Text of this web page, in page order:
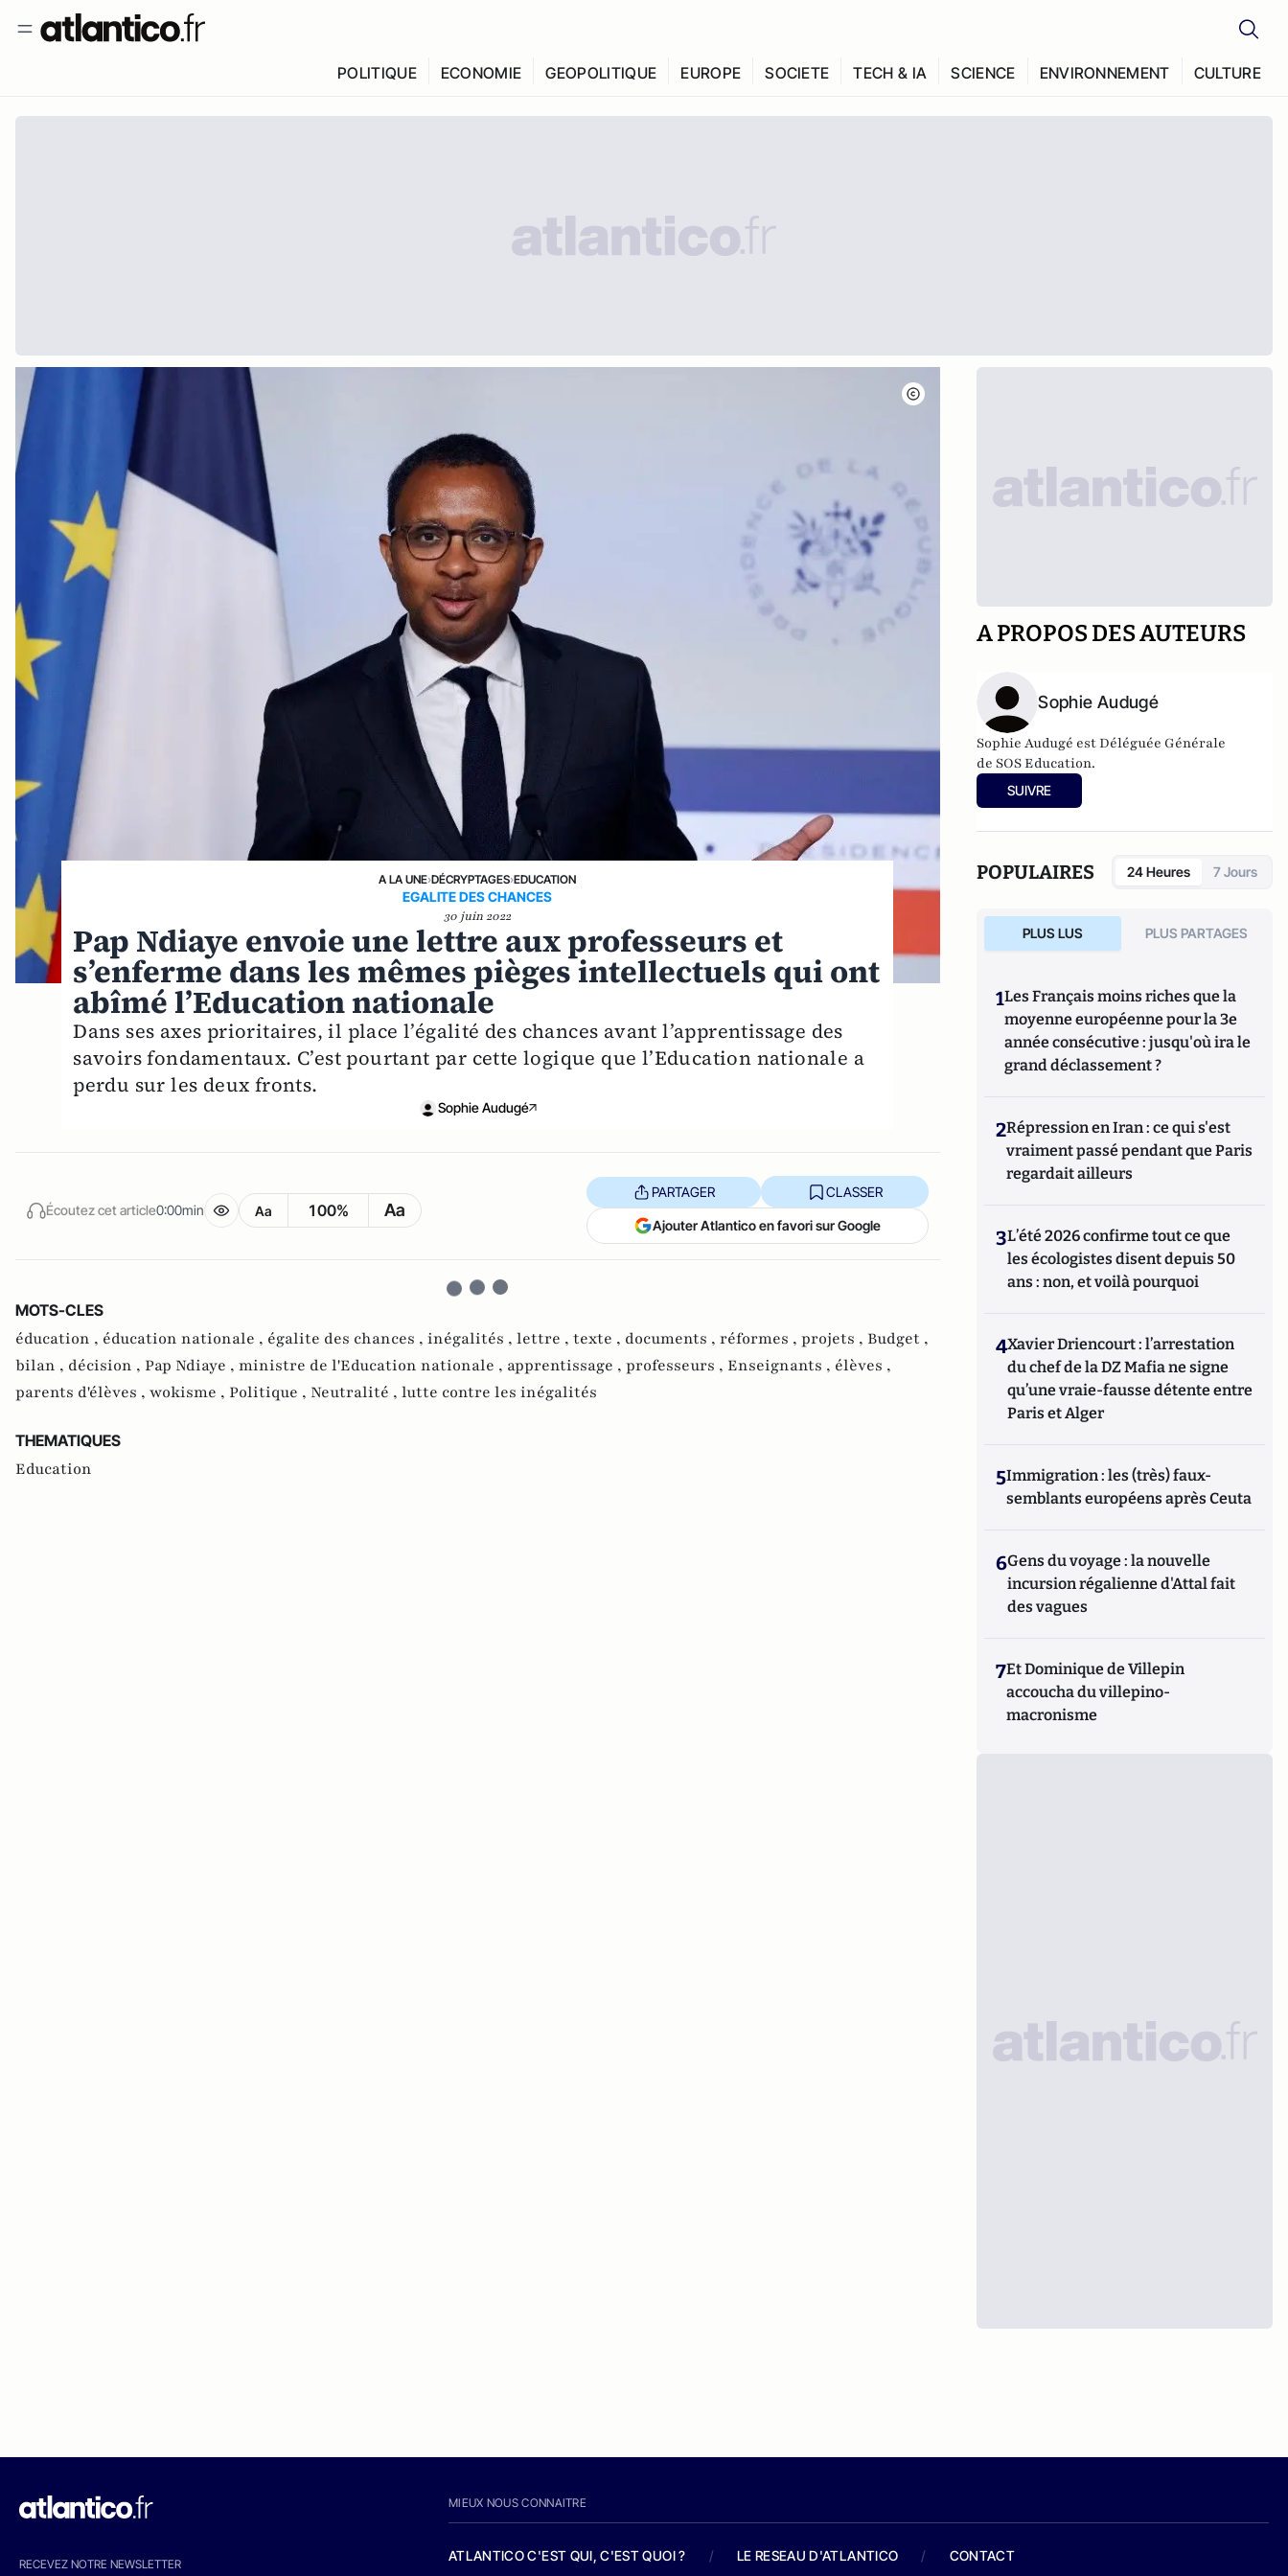
POLITIQUE ECONOMIE GEOPOLITIQUE EUROPE SOCIETE TECH & IA SCIENCE ENVIRONNEMENT CULTURE
A LA UNE›DÉCRYPTAGES›EDUCATION
EGALITE DES CHANCES
30 juin 2022
Pap Ndiaye envoie une lettre aux professeurs et
s’enferme dans les mêmes pièges intellectuels qui ont
abîmé l’Education nationale
Dans ses axes prioritaires, il place l’égalité des chances avant l’apprentissage des
savoirs fondamentaux. C’est pourtant par cette logique que l’Education nationale a
perdu sur les deux fronts.
Sophie Audugé
Écoutez cet article0:00min Aa 100% Aa
PARTAGER CLASSER
Ajouter Atlantico en favori sur Google
MOTS-CLES
éducation , éducation nationale , égalite des chances , inégalités , lettre , texte , documents , réformes , projets , Budget ,
bilan , décision , Pap Ndiaye , ministre de l'Education nationale , apprentissage , professeurs , Enseignants , élèves ,
parents d'élèves , wokisme , Politique , Neutralité , lutte contre les inégalités
THEMATIQUES
Education
A PROPOS DES AUTEURS
Sophie Audugé
Sophie Audugé est Déléguée Générale
de SOS Education.
SUIVRE
POPULAIRES 24 Heures 7 Jours
PLUS LUS PLUS PARTAGES
1Les Français moins riches que la
moyenne européenne pour la 3e
année consécutive : jusqu'où ira le
grand déclassement ?
2Répression en Iran : ce qui s'est
vraiment passé pendant que Paris
regardait ailleurs
3L’été 2026 confirme tout ce que
les écologistes disent depuis 50
ans : non, et voilà pourquoi
4Xavier Driencourt : l’arrestation
du chef de la DZ Mafia ne signe
qu’une vraie-fausse détente entre
Paris et Alger
5Immigration : les (très) faux-
semblants européens après Ceuta
6Gens du voyage : la nouvelle
incursion régalienne d'Attal fait
des vagues
7Et Dominique de Villepin
accoucha du villepino-
macronisme
RECEVEZ NOTRE NEWSLETTER
MIEUX NOUS CONNAITRE
ATLANTICO C'EST QUI, C'EST QUOI ? / LE RESEAU D'ATLANTICO / CONTACT